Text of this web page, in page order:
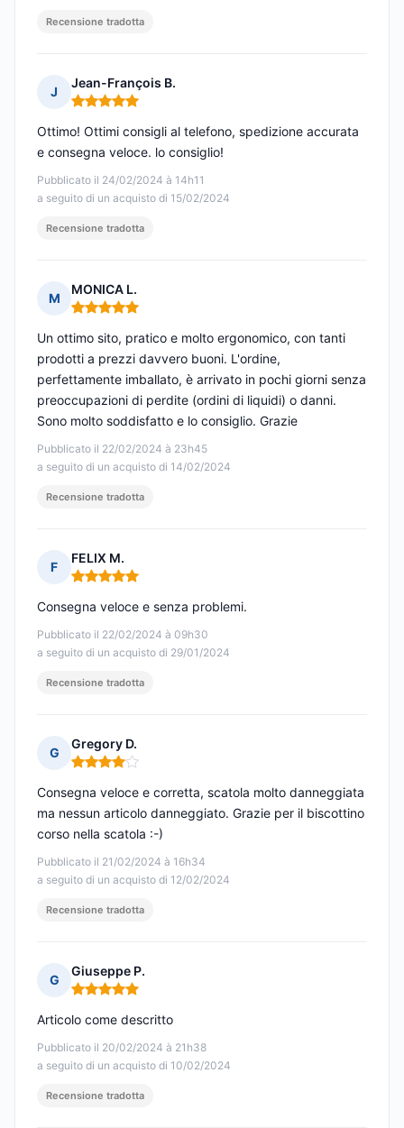
Recensione tradotta
J
Jean-François B.
Nota: 5 su 5
Pubblicato il 24/02/2024 à 14h11
a seguito di un acquisto di 15/02/2024
Ottimo! Ottimi consigli al telefono, spedizione accurata
e consegna veloce. lo consiglio!
Recensione tradotta
M
MONICA L.
Nota: 5 su 5
Pubblicato il 22/02/2024 à 23h45
a seguito di un acquisto di 14/02/2024
Un ottimo sito, pratico e molto ergonomico, con tanti
prodotti a prezzi davvero buoni. L'ordine,
perfettamente imballato, è arrivato in pochi giorni senza
preoccupazioni di perdite (ordini di liquidi) o danni.
Sono molto soddisfatto e lo consiglio. Grazie
Recensione tradotta
F
FELIX M.
Nota: 5 su 5
Pubblicato il 22/02/2024 à 09h30
a seguito di un acquisto di 29/01/2024
Consegna veloce e senza problemi.
Recensione tradotta
G
Gregory D.
Nota: 4 su 5
Pubblicato il 21/02/2024 à 16h34
a seguito di un acquisto di 12/02/2024
Consegna veloce e corretta, scatola molto danneggiata
ma nessun articolo danneggiato. Grazie per il biscottino
corso nella scatola :-)
Recensione tradotta
G
Giuseppe P.
Nota: 5 su 5
Pubblicato il 20/02/2024 à 21h38
a seguito di un acquisto di 10/02/2024
Articolo come descritto
Recensione tradotta